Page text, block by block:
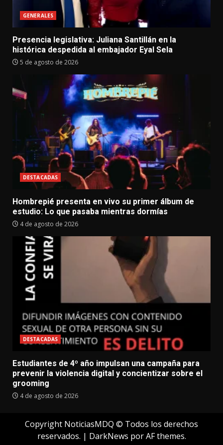
GENERALES
Presencia legislativa: Juliana Santillán en la
histórica despedida al embajador Eyal Sela
5 de agosto de 2026
DESTACADAS
Hombrepié presenta en vivo su primer álbum de
estudio: Lo que pasaba mientras dormías
4 de agosto de 2026
DESTACADAS
Estudiantes de 4º año impulsan una campaña para
prevenir la violencia digital y concientizar sobre el
grooming
4 de agosto de 2026
Copyright NoticiasMDQ © Todos los derechos
reservados. | DarkNews por AF themes.